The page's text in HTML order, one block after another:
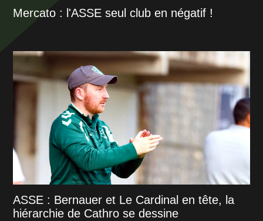
Mercato : l'ASSE seul club en négatif !
ASSE : Bernauer et Le Cardinal en tête, la
hiérarchie de Cathro se dessine